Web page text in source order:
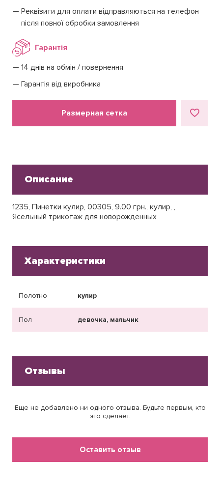
Реквізити для оплати відправляються на телефон
після повної обробки замовлення
Гарантія
14 днів на обмін / повернення
Гарантія від виробника
Размерная сетка
Описание
1235, Пинетки кулир, 00305, 9.00 грн., кулир, ,
Ясельный трикотаж для новорожденных
Характеристики
Полотно кулир
Пол девочка, мальчик
Отзывы
Еще не добавлено ни одного отзыва. Будьте первым, кто
это сделает.
Оставить отзыв